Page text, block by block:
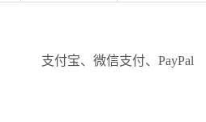
支付宝、微信支付、PayPal